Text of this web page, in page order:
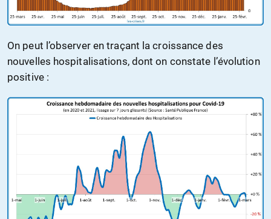
On peut l’observer en traçant la croissance des
nouvelles hospitalisations, dont on constate l’évolution
positive :